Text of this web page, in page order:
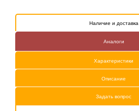
Наличие и доставка
Аналоги
Характеристики
Описание
Задать вопрос